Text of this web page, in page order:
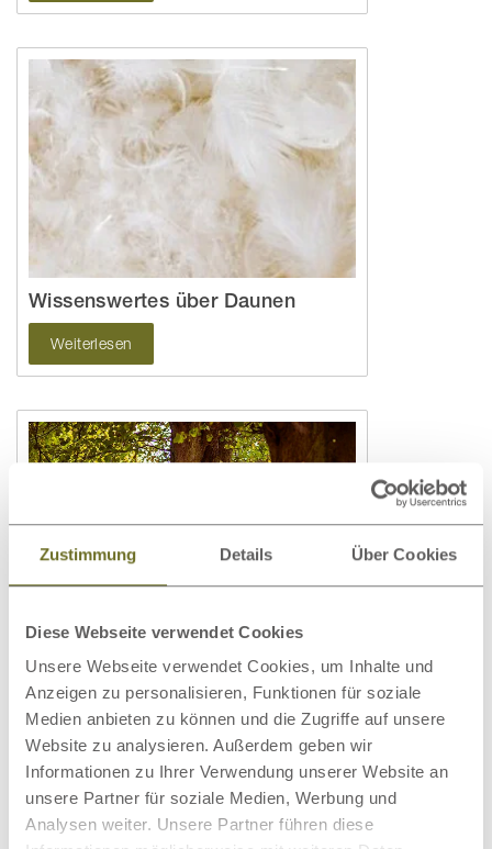
Zustimmung Details Über Cookies
Diese Webseite verwendet Cookies
Unsere Webseite verwendet Cookies, um Inhalte und
Anzeigen zu personalisieren, Funktionen für soziale
Medien anbieten zu können und die Zugriffe auf unsere
Website zu analysieren. Außerdem geben wir
Informationen zu Ihrer Verwendung unserer Website an
unsere Partner für soziale Medien, Werbung und
Analysen weiter. Unsere Partner führen diese
Wissenswertes über Daunen
Weiterlesen
Unterschied: Buche, Kernbuche
und Rotbuche
Weiterlesen